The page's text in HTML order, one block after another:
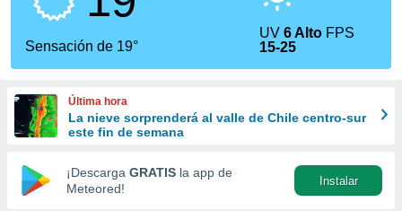
que se
calidad.
a este
las
y
forma
digital
basada
Sensación de 19°
UV6 Alto FPS
15-25
Última hora
La nieve sorprenderá al valle de Chile centro-sur
este fin de semana
¡Descarga GRATIS la app de
Meteored!
Instalar